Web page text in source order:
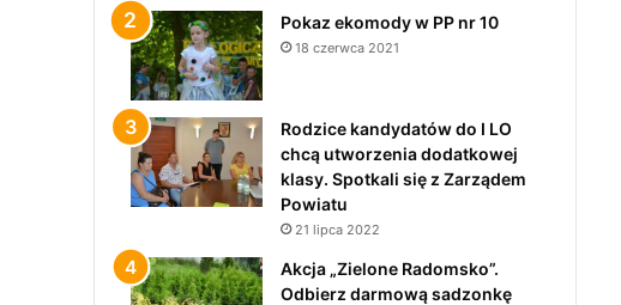
Pokaz ekomody w PP nr 10
18 czerwca 2021
Rodzice kandydatów do I LO
chcą utworzenia dodatkowej
klasy. Spotkali się z Zarządem
Powiatu
21 lipca 2022
Akcja „Zielone Radomsko”.
Odbierz darmową sadzonkę